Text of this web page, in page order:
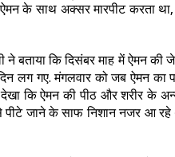
के साथ अक्सर मारपीट करता था,
बताया कि दिसंबर माह में ऐमन की
लग गए. मंगलवार को जब ऐमन का
देखा कि ऐमन की पीठ और शरीर के
जाने के साफ निशान नजर आ रहे